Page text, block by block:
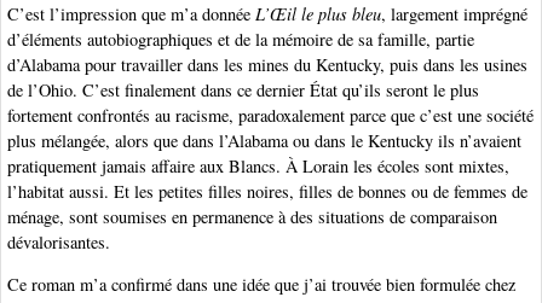
C’est l’impression que m’a donnée L’Œil le plus bleu, largement imprégné
d’éléments autobiographiques et de la mémoire de sa famille, partie
d’Alabama pour travailler dans les mines du Kentucky, puis dans les usines
de l’Ohio. C’est finalement dans ce dernier État qu’ils seront le plus
fortement confrontés au racisme, paradoxalement parce que c’est une société
plus mélangée, alors que dans l’Alabama ou dans le Kentucky ils n’avaient
pratiquement jamais affaire aux Blancs. À Lorain les écoles sont mixtes,
l’habitat aussi. Et les petites filles noires, filles de bonnes ou de femmes de
ménage, sont soumises en permanence à des situations de comparaison
dévalorisantes.
Ce roman m’a confirmé dans une idée que j’ai trouvée bien formulée chez